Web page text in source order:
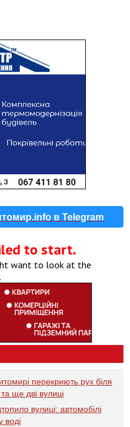
в Telegram
to start.
want to look at the
перекриють рух біля
ще дві вулиці
вулиці: автомобілі
воді